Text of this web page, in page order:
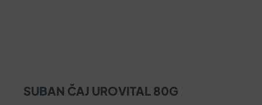
SUBAN ČAJ UROVITAL 80G